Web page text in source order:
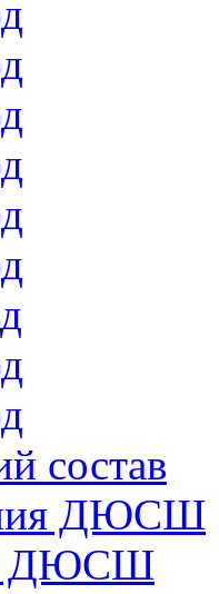
состав
ДЮСШ
ДЮСШ